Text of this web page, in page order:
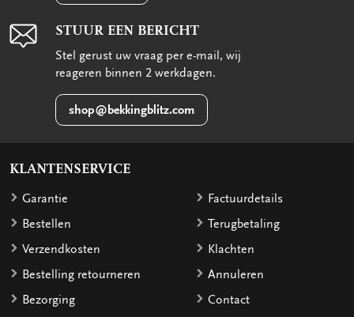
STUUR EEN BERICHT
Stel gerust uw vraag per e-mail, wij
reageren binnen 2 werkdagen.
shop@bekkingblitz.com
KLANTENSERVICE
Garantie
Bestellen
Verzendkosten
Bestelling retourneren
Bezorging
Factuurdetails
Terugbetaling
Klachten
Annuleren
Contact